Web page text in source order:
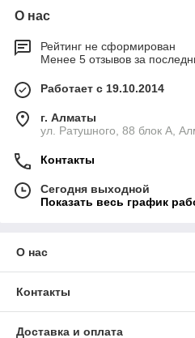
О нас
Рейтинг не сформирован
Менее 5 отзывов за
Работает с 19.10.2014
г. Алматы
ул. Ратушного, 88 блок A,
Контакты
Сегодня выходной
Показать весь график
О нас
Контакты
Доставка и оплата